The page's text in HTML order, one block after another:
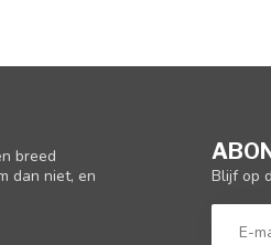
breed
dan niet, en
Blijf op